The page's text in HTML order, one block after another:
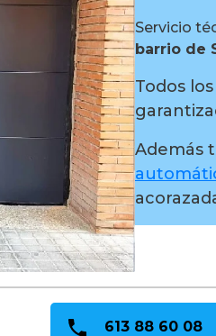
Servicio
barrio de
Todos
Además
613 88 60 08